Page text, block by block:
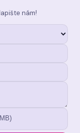
nám!